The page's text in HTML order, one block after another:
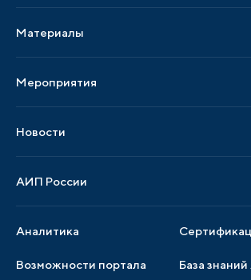
Услуги по локализации
Аналитика
Возможности портала
Материалы
Публикации СМИ и статьи
Образцы документов
База
Мероприятия
Мероприятия отрасли
Новости
Новости отрасли
АИП России
Члены ассоциации
Услуги ассоциации